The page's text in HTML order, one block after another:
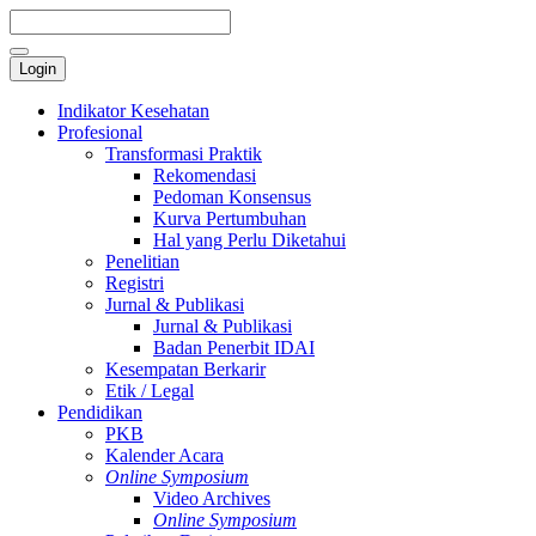
Login
Indikator Kesehatan
Profesional
Transformasi Praktik
Rekomendasi
Pedoman Konsensus
Kurva Pertumbuhan
Hal yang Perlu Diketahui
Penelitian
Registri
Jurnal & Publikasi
Jurnal & Publikasi
Badan Penerbit IDAI
Kesempatan Berkarir
Etik / Legal
Pendidikan
PKB
Kalender Acara
Online Symposium
Video Archives
Online Symposium